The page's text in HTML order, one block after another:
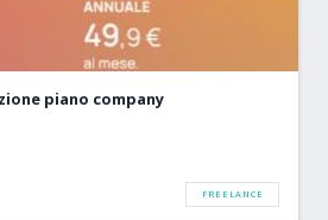
piano company
FREELANCE